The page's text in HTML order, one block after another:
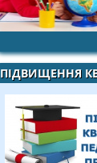
ПІДВИЩЕННЯ